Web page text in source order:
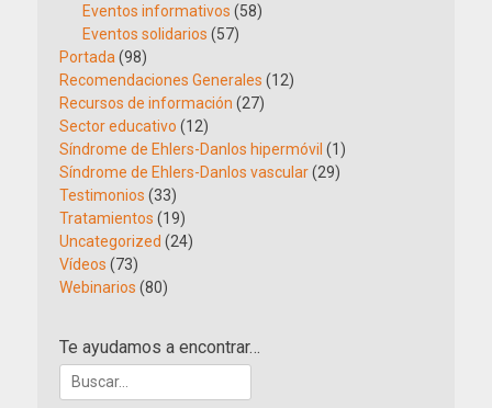
Eventos informativos (58)
Eventos solidarios (57)
Portada (98)
Recomendaciones Generales (12)
Recursos de información (27)
Sector educativo (12)
Síndrome de Ehlers-Danlos hipermóvil (1)
Síndrome de Ehlers-Danlos vascular(29)
Testimonios (33)
Tratamientos (19)
Uncategorized (24)
Vídeos (73)
Webinarios (80)
Te ayudamos a encontrar…
Buscar: